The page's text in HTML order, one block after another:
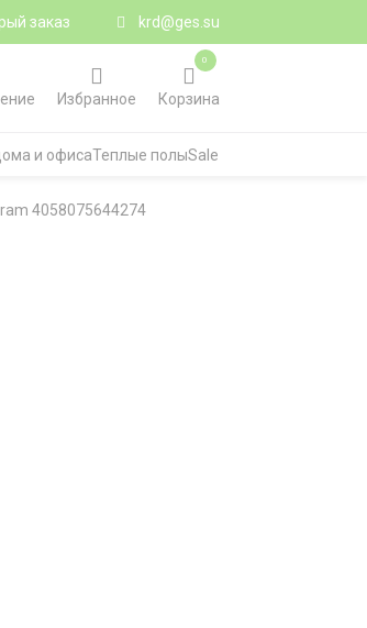
заказ krd@ges.su
Избранное Корзина
0
и офисаТеплые полыSale
4058075644274